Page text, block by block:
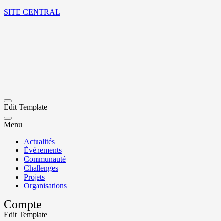
SITE CENTRAL
Edit Template
Menu
Actualités
Événements
Communauté
Challenges
Projets
Organisations
Compte
Edit Template